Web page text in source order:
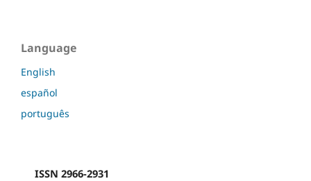
Language
English
español
português
ISSN 2966-2931